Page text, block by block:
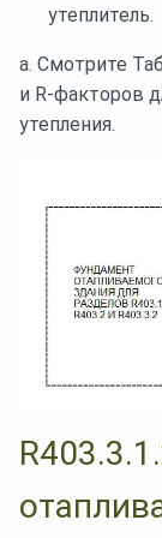
утеплитель.
a. Смотрите
и R-факторов
утепления.